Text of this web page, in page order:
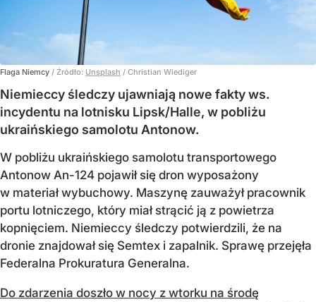
Flaga Niemcy / Źródło: Unsplash / Christian Wiediger
Niemieccy śledczy ujawniają nowe fakty ws.
incydentu na lotnisku Lipsk/Halle, w pobliżu
ukraińskiego samolotu Antonow.
W pobliżu ukraińskiego samolotu transportowego
Antonow An-124 pojawił się dron wyposażony
w materiał wybuchowy. Maszynę zauważył pracownik
portu lotniczego, który miał strącić ją z powietrza
kopnięciem. Niemieccy śledczy potwierdzili, że na
dronie znajdował się Semtex i zapalnik. Sprawę przejęła
Federalna Prokuratura Generalna.
Do zdarzenia doszło w nocy z wtorku na środę